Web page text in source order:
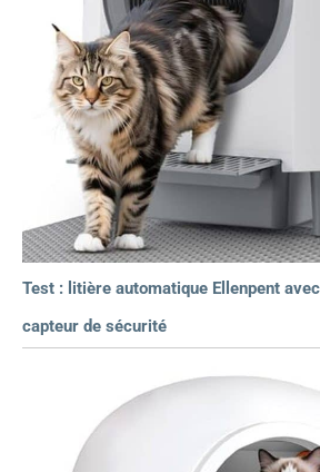
Test : litière automatique Ellenpent
capteur de sécurité